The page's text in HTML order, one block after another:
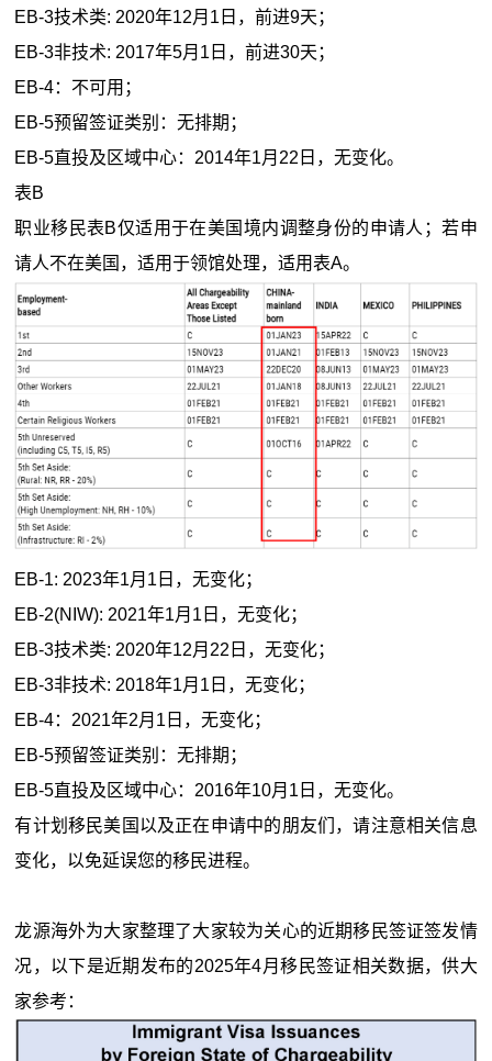
EB-3技术类: 2020年12月1日，前进9天；
EB-3非技术: 2017年5月1日，前进30天；
EB-4：不可用；
EB-5预留签证类别：无排期；
EB-5直投及区域中心：2014年1月22日，无变化。
表B
职业移民表B仅适用于在美国境内调整身份的申请人；若申
请人不在美国，适用于领馆处理，适用表A。
EB-1: 2023年1月1日，无变化；
EB-2(NIW): 2021年1月1日，无变化；
EB-3技术类: 2020年12月22日，无变化；
EB-3非技术: 2018年1月1日，无变化；
EB-4：2021年2月1日，无变化；
EB-5预留签证类别：无排期；
EB-5直投及区域中心：2016年10月1日，无变化。
有计划移民美国以及正在申请中的朋友们，请注意相关信息
变化，以免延误您的移民进程。
龙源海外为大家整理了大家较为关心的近期移民签证签发情
况，以下是近期发布的2025年4月移民签证相关数据，供大
家参考：